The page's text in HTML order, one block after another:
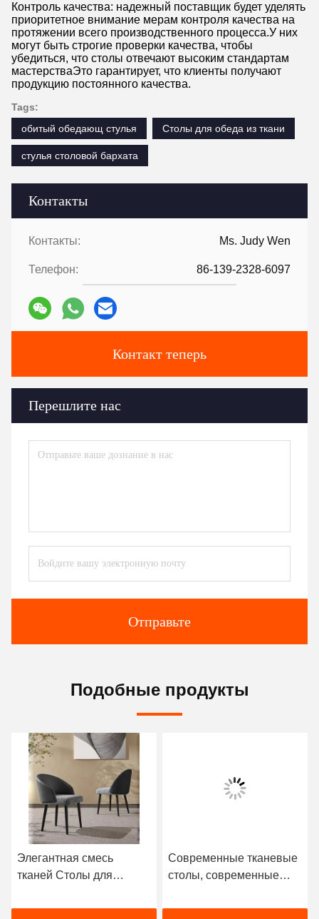
Контакты
Контакты: Ms. Judy Wen
Телефон: 86-139-2328-6097
Контакт теперь
Перешлите нас
Отправьте
Контроль качества: надежный поставщик будет уделять
приоритетное внимание мерам контроля качества на
протяжении всего производственного процесса.У них
могут быть строгие проверки качества, чтобы
убедиться, что столы отвечают высоким стандартам
мастерстваЭто гарантирует, что клиенты получают
продукцию постоянного качества.
Tags:
обитый обедающ стулья
Столы для обеда из ткани
стулья столовой бархата
Подобные продукты
Элегантная смесь
тканей Столы для
Современные тканевые
столы, современные
470 мм